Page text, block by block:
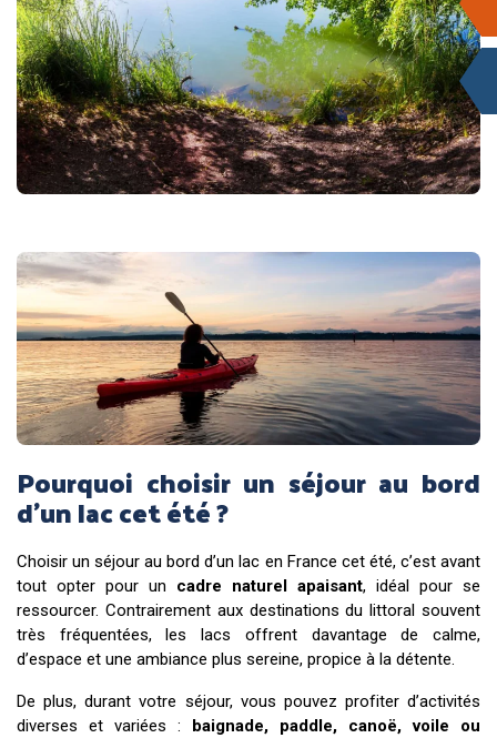
Pourquoi choisir un séjour au bord
d’un lac cet été ?
Choisir un séjour au bord d’un lac en France cet été, c’est avant
tout opter pour un cadre naturel apaisant, idéal pour se
ressourcer. Contrairement aux destinations du littoral souvent
très fréquentées, les lacs offrent davantage de calme,
d’espace et une ambiance plus sereine, propice à la détente.
De plus, durant votre séjour, vous pouvez profiter d’activités
diverses et variées : baignade, paddle, canoë, voile ou